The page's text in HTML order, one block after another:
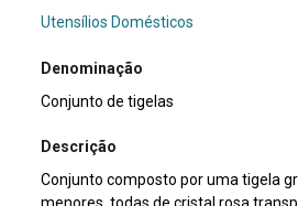
Utensílios Domésticos
Denominação
Conjunto de tigelas
Descrição
Conjunto composto por uma tigela